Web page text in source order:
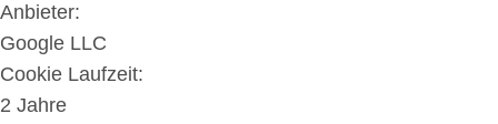
Anbieter:
Google LLC
Cookie Laufzeit:
2 Jahre